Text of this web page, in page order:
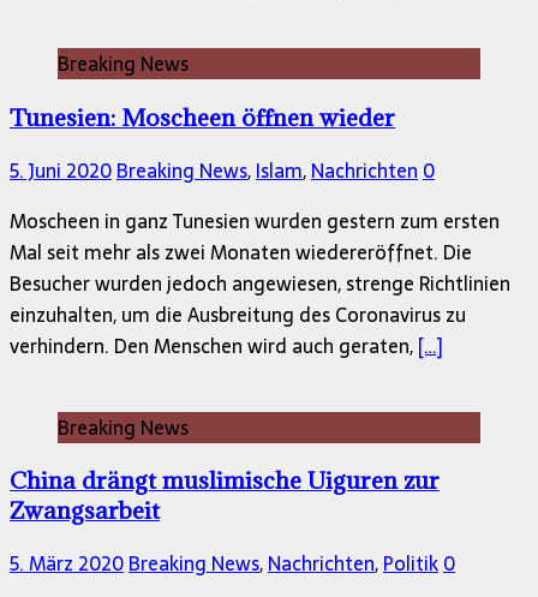
Breaking News
Tunesien: Moscheen öffnen wieder
5. Juni 2020Breaking News,Islam,Nachrichten 0
Moscheen in ganz Tunesien wurden gestern zum ersten
Mal seit mehr als zwei Monaten wiedereröffnet. Die
Besucher wurden jedoch angewiesen, strenge Richtlinien
einzuhalten, um die Ausbreitung des Coronavirus zu
verhindern. Den Menschen wird auch geraten,[…]
Breaking News
China drängt muslimische Uiguren zur
Zwangsarbeit
5. März 2020Breaking News,Nachrichten,Politik0